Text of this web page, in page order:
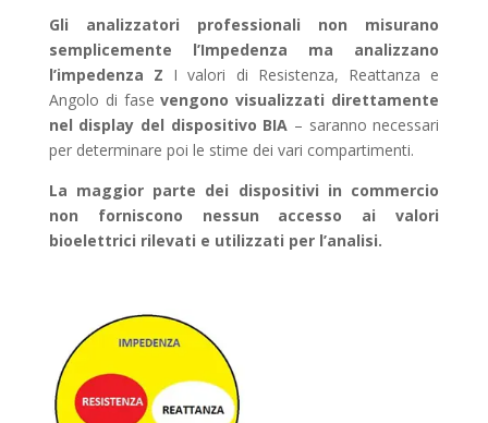
Gli analizzatori professionali non misurano
semplicemente l’Impedenza ma analizzano
l’impedenza Z I valori di Resistenza, Reattanza e
Angolo di fasevengono visualizzati direttamente
nel display del dispositivo BIA – saranno necessari
per determinare poi le stime dei vari compartimenti.
La maggior parte dei dispositivi in commercio
non forniscono nessun accesso ai valori
bioelettrici rilevati e utilizzati per l’analisi.